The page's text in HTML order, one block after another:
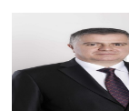
ELEŞTİRİSİ
HERKESE
KAPIMIZ